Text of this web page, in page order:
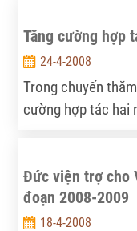
đoàn nông dân
trong thời gian 2
nông dân, trong
trồng lúa và 20
Tăng cường hợp
24-4-2008
Trong chuyến
cường hợp tác hai
Annette Schavan
BMBF, GS.Meyer
Đức viện trợ cho
đoạn 2008-2009
18-4-2008